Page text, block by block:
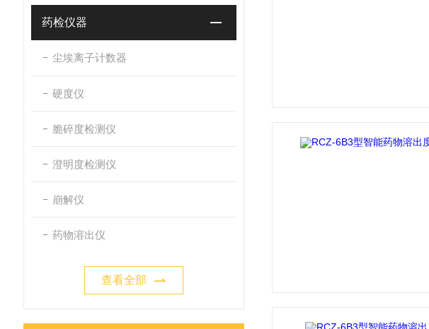
药检仪器
尘埃离子计数器
硬度仪
脆碎度检测仪
澄明度检测仪
崩解仪
药物溶出仪
查看全部